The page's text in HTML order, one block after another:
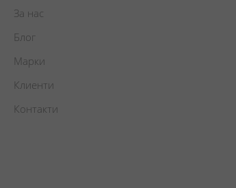
За нас
Блог
Марки
Клиенти
Контакти